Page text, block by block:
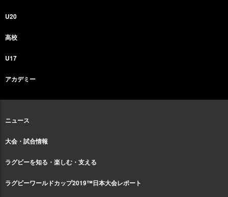
U20
高校
U17
アカデミー
ニュース
大会・試合情報
ラグビーを知る・楽しむ・支える
ラグビーワールドカップ2019™日本大会レポート